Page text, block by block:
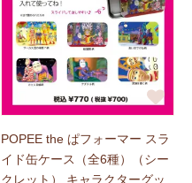
POPEE the ぱフォーマー スラ
イド缶ケース（全6種）（シー
クレット） キャラクターグッ